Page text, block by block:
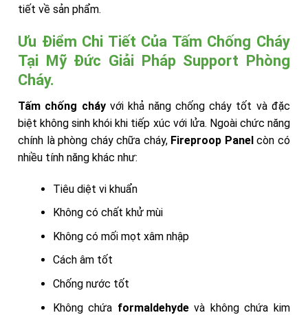
tiết về sản phẩm.
Ưu Điểm Chi Tiết Của Tấm Chống Cháy
Tại Mỹ Đức Giải Pháp Support Phòng
Cháy.
Tấm chống cháyvới khả năng chống cháy tốt và đặc
biệt không sinh khói khi tiếp xúc với lửa. Ngoài chức năng
chính là phòng cháy chữa cháy, Fireproop Panelcòn có
nhiều tính năng khác như:
Tiêu diệt vi khuẩn
Không có chất khử mùi
Không có mối mọt xâm nhập
Cách âm tốt
Chống nước tốt
Không chứa formaldehydevà không chứa kim